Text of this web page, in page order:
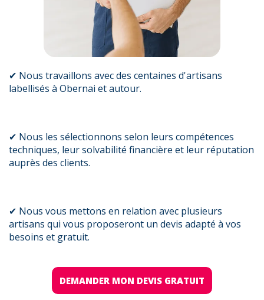
✔ Nous travaillons avec des centaines d'artisans
labellisés à Obernai et autour.
✔ Nous les sélectionnons selon leurs compétences
techniques, leur solvabilité financière et leur réputation
auprès des clients.
✔ Nous vous mettons en relation avec plusieurs
artisans qui vous proposeront un devis adapté à vos
besoins et gratuit.
DEMANDER MON DEVIS GRATUIT